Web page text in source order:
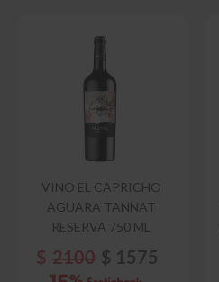
VINO EL CAPRICHO
AGUARA TANNAT
RESERVA 750 ML
$ 2100 $ 1575